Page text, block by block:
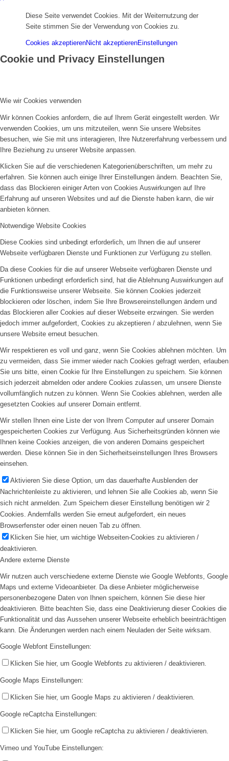
Diese Seite verwendet Cookies. Mit der Weiternutzung der
Seite stimmen Sie der Verwendung von Cookies zu.
Cookies akzeptierenNicht akzeptierenEinstellungen
Cookie und Privacy Einstellungen
Wie wir Cookies verwenden
Wir können Cookies anfordern, die auf Ihrem Gerät eingestellt werden. Wir
verwenden Cookies, um uns mitzuteilen, wenn Sie unsere Websites
besuchen, wie Sie mit uns interagieren, Ihre Nutzererfahrung verbessern und
Ihre Beziehung zu unserer Website anpassen.
Klicken Sie auf die verschiedenen Kategorienüberschriften, um mehr zu
erfahren. Sie können auch einige Ihrer Einstellungen ändern. Beachten Sie,
dass das Blockieren einiger Arten von Cookies Auswirkungen auf Ihre
Erfahrung auf unseren Websites und auf die Dienste haben kann, die wir
anbieten können.
Notwendige Website Cookies
Diese Cookies sind unbedingt erforderlich, um Ihnen die auf unserer
Webseite verfügbaren Dienste und Funktionen zur Verfügung zu stellen.
Da diese Cookies für die auf unserer Webseite verfügbaren Dienste und
Funktionen unbedingt erforderlich sind, hat die Ablehnung Auswirkungen auf
die Funktionsweise unserer Webseite. Sie können Cookies jederzeit
blockieren oder löschen, indem Sie Ihre Browsereinstellungen ändern und
das Blockieren aller Cookies auf dieser Webseite erzwingen. Sie werden
jedoch immer aufgefordert, Cookies zu akzeptieren / abzulehnen, wenn Sie
unsere Website erneut besuchen.
Wir respektieren es voll und ganz, wenn Sie Cookies ablehnen möchten. Um
zu vermeiden, dass Sie immer wieder nach Cookies gefragt werden, erlauben
Sie uns bitte, einen Cookie für Ihre Einstellungen zu speichern. Sie können
sich jederzeit abmelden oder andere Cookies zulassen, um unsere Dienste
vollumfänglich nutzen zu können. Wenn Sie Cookies ablehnen, werden alle
gesetzten Cookies auf unserer Domain entfernt.
Wir stellen Ihnen eine Liste der von Ihrem Computer auf unserer Domain
gespeicherten Cookies zur Verfügung. Aus Sicherheitsgründen können wie
Ihnen keine Cookies anzeigen, die von anderen Domains gespeichert
werden. Diese können Sie in den Sicherheitseinstellungen Ihres Browsers
einsehen.
Aktivieren Sie diese Option, um das dauerhafte Ausblenden der
Nachrichtenleiste zu aktivieren, und lehnen Sie alle Cookies ab, wenn Sie
sich nicht anmelden. Zum Speichern dieser Einstellung benötigen wir 2
Cookies. Andernfalls werden Sie erneut aufgefordert, ein neues
Browserfenster oder einen neuen Tab zu öffnen.
Klicken Sie hier, um wichtige Webseiten-Cookies zu aktivieren /
deaktivieren.
Andere externe Dienste
Wir nutzen auch verschiedene externe Dienste wie Google Webfonts, Google
Maps und externe Videoanbieter. Da diese Anbieter möglicherweise
personenbezogene Daten von Ihnen speichern, können Sie diese hier
deaktivieren. Bitte beachten Sie, dass eine Deaktivierung dieser Cookies die
Funktionalität und das Aussehen unserer Webseite erheblich beeinträchtigen
kann. Die Änderungen werden nach einem Neuladen der Seite wirksam.
Google Webfont Einstellungen:
Klicken Sie hier, um Google Webfonts zu aktivieren / deaktivieren.
Google Maps Einstellungen:
Klicken Sie hier, um Google Maps zu aktivieren / deaktivieren.
Google reCaptcha Einstellungen:
Klicken Sie hier, um Google reCaptcha zu aktivieren / deaktivieren.
Vimeo und YouTube Einstellungen: